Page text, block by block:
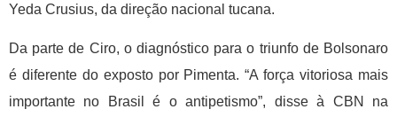
Yeda Crusius, da direção nacional tucana.
Da parte de Ciro, o diagnóstico para o triunfo de Bolsonaro
é diferente do exposto por Pimenta. “A força vitoriosa mais
importante no Brasil é o antipetismo”, disse à CBN na